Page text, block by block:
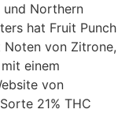
und Northern
hat Fruit Punch
Noten von Zitrone,
einem
von
21% THC